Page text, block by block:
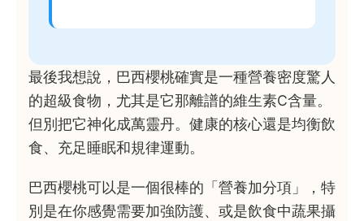
最後我想說，巴西櫻桃確實是一種營養密度驚人
的超級食物，尤其是它那離譜的維生素C含量。
但別把它神化成萬靈丹。健康的核心還是均衡飲
食、充足睡眠和規律運動。
巴西櫻桃可以是一個很棒的「營養加分項」，特
別是在你感覺需要加強防護、或是飲食中蔬果攝